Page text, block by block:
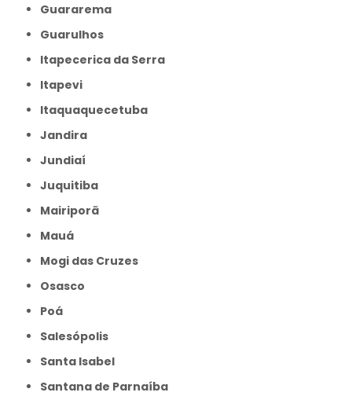
Guararema
Guarulhos
Itapecerica da Serra
Itapevi
Itaquaquecetuba
Jandira
Jundiaí
Juquitiba
Mairiporã
Mauá
Mogi das Cruzes
Osasco
Poá
Salesópolis
Santa Isabel
Santana de Parnaíba